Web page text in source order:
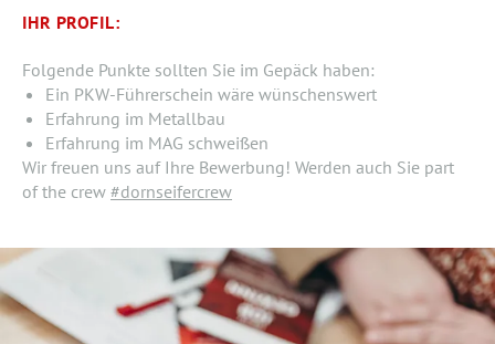
IHR PROFIL:
Folgende Punkte sollten Sie im Gepäck haben:
Ein PKW-Führerschein wäre wünschenswert
Erfahrung im Metallbau
Erfahrung im MAG schweißen
Wir freuen uns auf Ihre Bewerbung! Werden auch Sie part
of the crew #dornseifercrew